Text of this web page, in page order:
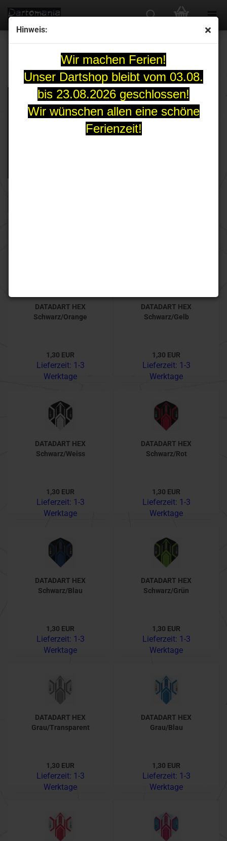
Hinweis:
Wir machen Ferien!
Unser Dartshop bleibt vom 03.08.
bis 23.08.2026 geschlossen!
Wir wünschen allen eine schöne
Ferienzeit!
DATADART
DATADART HEX
Schwarz/Orange
1,30 EUR
Lieferzeit: 1-3
Werktage
DATADART HEX
Schwarz/Gelb
1,30 EUR
Lieferzeit: 1-3
Werktage
DATADART HEX
Schwarz/Weiss
1,30 EUR
Lieferzeit: 1-3
Werktage
DATADART HEX
Schwarz/Rot
1,30 EUR
Lieferzeit: 1-3
Werktage
DATADART HEX
Schwarz/Blau
1,30 EUR
Lieferzeit: 1-3
Werktage
DATADART HEX
Schwarz/Grün
1,30 EUR
Lieferzeit: 1-3
Werktage
DATADART HEX
Grau/Transparent
1,30 EUR
Lieferzeit: 1-3
Werktage
DATADART HEX
Grau/Blau
1,30 EUR
Lieferzeit: 1-3
Werktage